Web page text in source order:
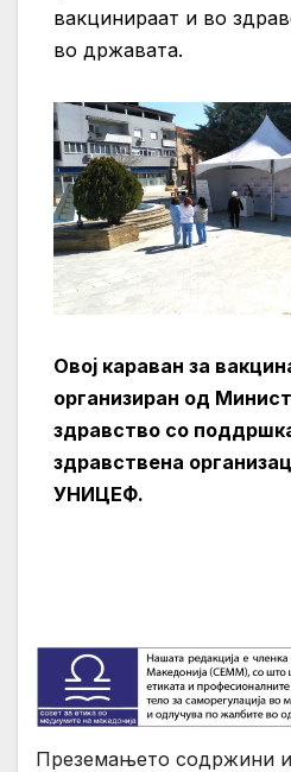
вакцинираат и во
во државата.
Овој караван за
организиран од
здравство со
здравствена
УНИЦЕФ.
Преземањето содржини